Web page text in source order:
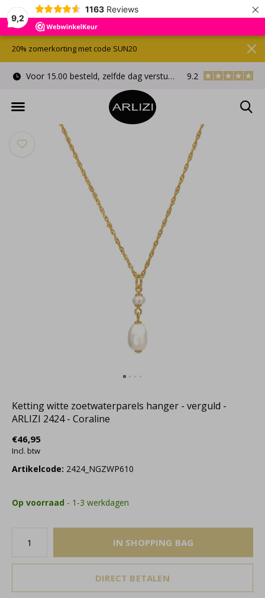
9,2
1163 Reviews ×
Voor 15.00 besteld, zelfde dag verstuurd Gratis
9.2
20% zomerkorting met code SUN20
Ketting witte zoetwaterparels hanger - verguld -
ARLIZI 2424 - Coraline
€46,95
Incl. btw
Artikelcode: 2424_NGZWP610
Op voorraad - 1-3 werkdagen
IN SHOPPING BAG
DIRECT BETALEN